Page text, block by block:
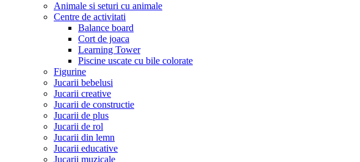
Animale si seturi cu animale
Centre de activitati
Balance board
Cort de joaca
Learning Tower
Piscine uscate cu bile colorate
Figurine
Jucarii bebelusi
Jucarii creative
Jucarii de constructie
Jucarii de plus
Jucarii de rol
Jucarii din lemn
Jucarii educative
Jucarii muzicale